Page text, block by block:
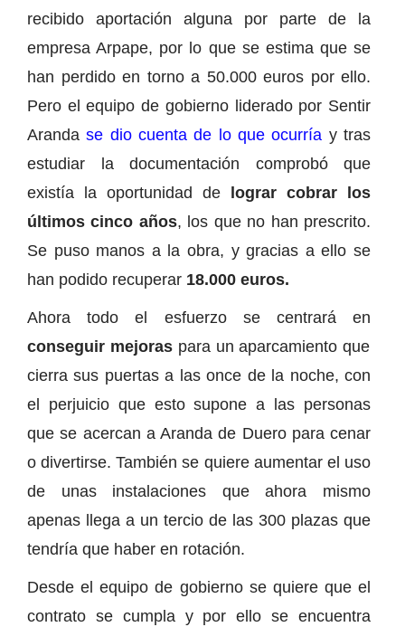
recibido aportación alguna por parte de la
empresa Arpape, por lo que se estima que se
han perdido en torno a 50.000 euros por ello.
Pero el equipo de gobierno liderado por Sentir
Arandase dio cuenta de lo que ocurría y tras
estudiar la documentación comprobó que
existía la oportunidad de lograr cobrar los
últimos cinco años, los que no han prescrito.
Se puso manos a la obra, y gracias a ello se
han podido recuperar 18.000 euros.
Ahora todo el esfuerzo se centrará en
conseguir mejoras para un aparcamiento que
cierra sus puertas a las once de la noche, con
el perjuicio que esto supone a las personas
que se acercan a Aranda de Duero para cenar
o divertirse. También se quiere aumentar el uso
de unas instalaciones que ahora mismo
apenas llega a un tercio de las 300 plazas que
tendría que haber en rotación.
Desde el equipo de gobierno se quiere que el
contrato se cumpla y por ello se encuentra